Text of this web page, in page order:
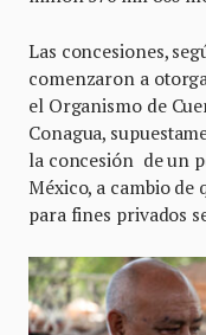
Las concesiones,
comenzaron a
el Organismo de
Conagua,
la concesión de un
México, a cambio de
para fines privados